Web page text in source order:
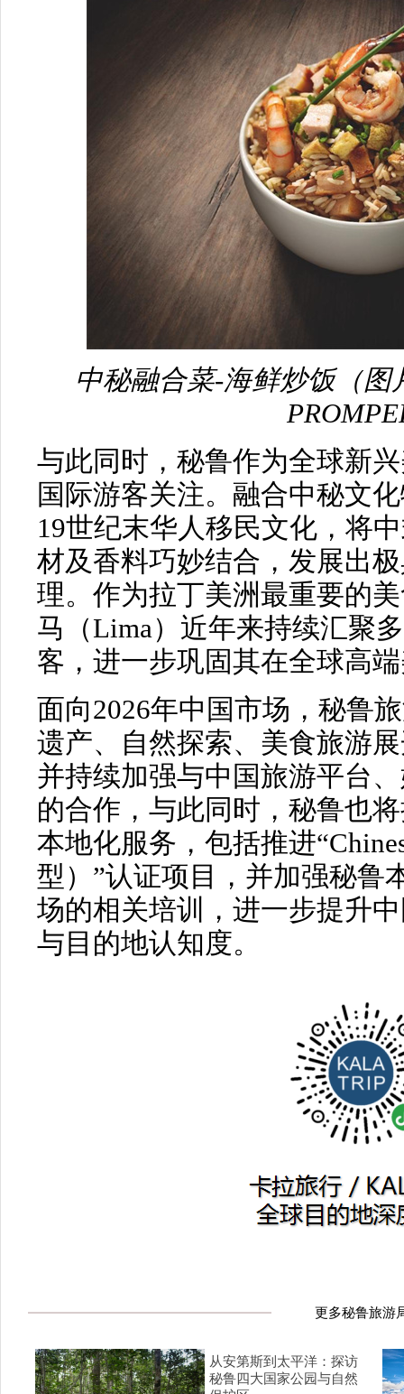
中秘融合菜-海鲜炒饭（图
与此同时，秘鲁作为全球新
国际游客关注。融合中秘文
19世纪末华人移民文化，将
材及香料巧妙结合，发展出
理。作为拉丁美洲最重要的
马（Lima）近年来持续汇聚
客，进一步巩固其在全球高
面向2026年中国市场，秘鲁
遗产、自然探索、美食旅游
并持续加强与中国旅游平台
的合作，与此同时，秘鲁也
本地化服务，包括推进
型）”认证项目，并加强秘鲁
场的相关培训，进一步提升
与目的地认知度。
更多秘鲁旅游
从安第斯到太平洋：探访
秘鲁四大国家公园与自然